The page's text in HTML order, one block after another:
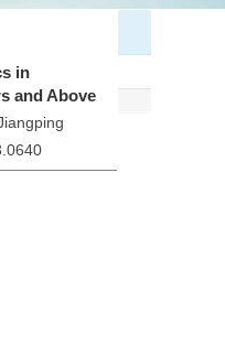
in
and Above